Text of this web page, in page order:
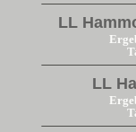
LL
LL